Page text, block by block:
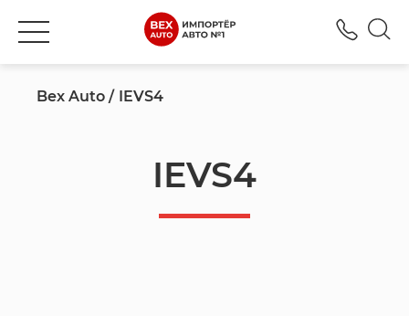
Bex Auto IEVS4
IEVS4